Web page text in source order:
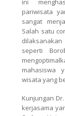
ini
pariwisata
sangat
Salah satu
seperti
mahasiswa
wisata yang
Kunjungan
kerjasama